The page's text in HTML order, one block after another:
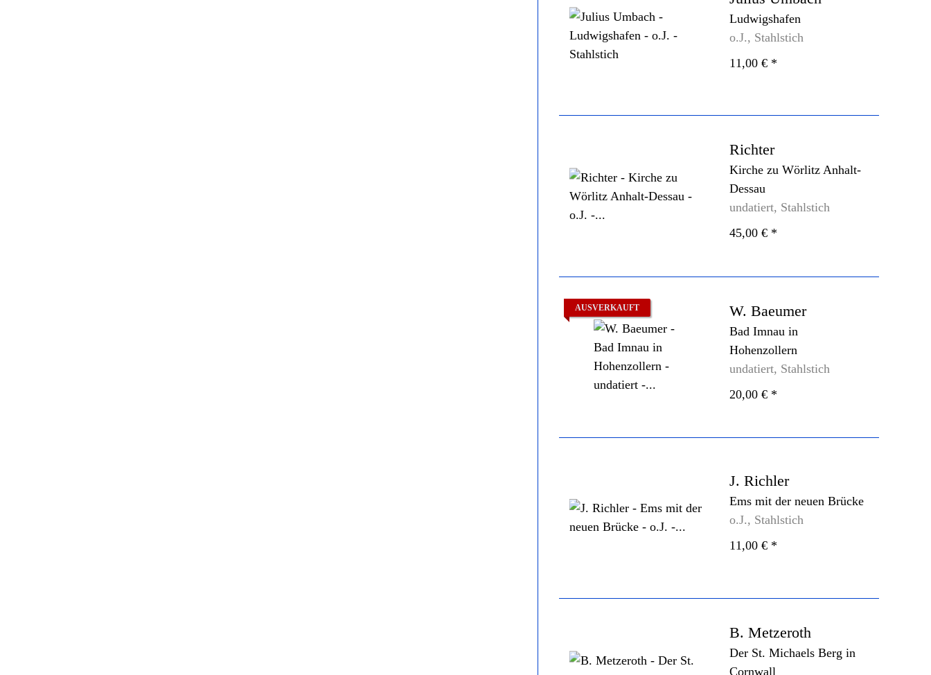
Ludwigshafen
o.J., Stahlstich
11,00 € *
Richter
Kirche zu Wörlitz Anhalt-
Dessau
undatiert, Stahlstich
45,00 € *
AUSVERKAUFT W. Baeumer
Bad Imnau in
Hohenzollern
undatiert, Stahlstich
20,00 € *
J. Richler
Ems mit der neuen Brücke
o.J., Stahlstich
11,00 € *
B. Metzeroth
Der St. Michaels Berg in
Cornwall